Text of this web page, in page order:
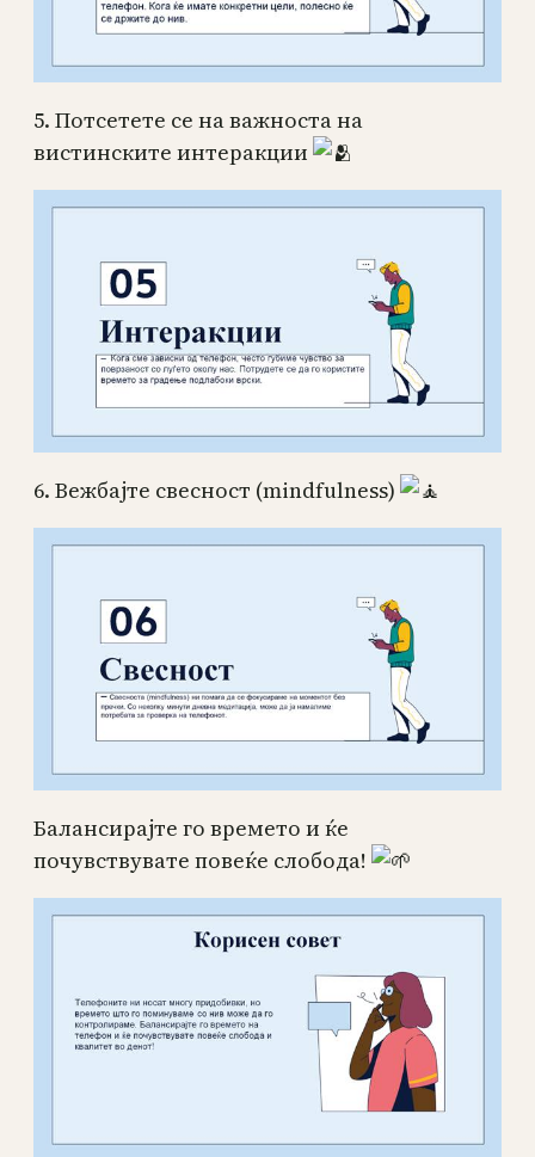
5. Потсетете се на важноста на
вистинските интеракции
6. Вежбајте свесност (mindfulness)
Балансирајте го времето и ќе
почувствувате повеќе слобода!